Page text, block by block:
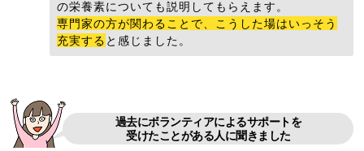
の栄養素についても説明してもらえます。
専門家の方が関わることで、こうした場はいっそう
充実する と感じました。
過去にボランティアによるサポートを
受けたことがある人に聞きました